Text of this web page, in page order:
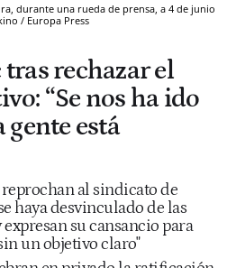
durante una rueda de prensa, a 4 de junio
/ Europa Press
rechazar el
“Se nos ha ido
gente está
al sindicato de
haya desvinculado de las
su cansancio para
un objetivo claro"